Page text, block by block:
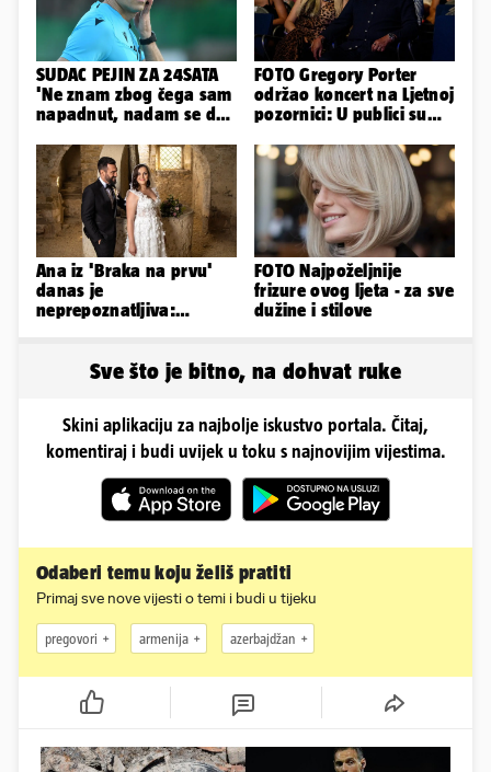
SUDAC PEJIN ZA 24SATA
'Ne znam zbog čega sam
napadnut, nadam se da
FOTO Gregory Porter
održao koncert na Ljetnoj
pozornici: U publici su
Ana iz 'Braka na prvu'
danas je
neprepoznatljiva:
FOTO Najpoželjnije
frizure ovog ljeta - za sve
dužine i stilove
Sve što je bitno, na dohvat ruke
Skini aplikaciju za najbolje iskustvo portala. Čitaj,
komentiraj i budi uvijek u toku s najnovijim vijestima.
Odaberi temu koju želiš pratiti
Primaj sve nove vijesti o temi i budi u tijeku
pregovori armenija azerbajdžan